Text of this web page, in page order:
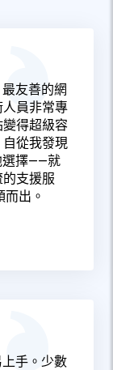
友善的網
員非常專
得超級容
從我發現
選擇——就
支援服
出。
手。少數